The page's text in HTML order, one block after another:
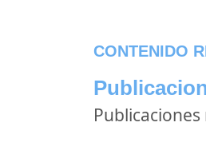
CONTENIDO